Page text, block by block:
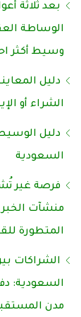
بعد ثلاثة
الوساطة
وسيط أكثر
دليل
الشراء أو
دليل
السعودية
فرصة غير
منشآت
المتطورة
الشراكات
السعودية:
مدن